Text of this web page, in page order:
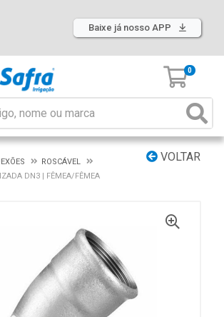
Baixe já nosso APP
0
VOLTAR
ROSCÁVEL
DN3 | FÊMEA/FÊMEA